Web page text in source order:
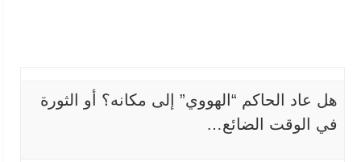
هل عاد الحاكم “الهووي” إلى مكانه؟ أو الثورة
في الوقت الضائع…